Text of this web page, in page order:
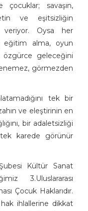
savaşın,
ve eşitsizliğin
veriyor. Oysa her
eğitim alma, oyun
geleceğini
görmezden
tek bir
ve eleştirinin en
bir adaletsizliği
karede görünür
Kültür Sanat
3.Uluslararası
Çocuk Haklarıdır.
hak ihlallerine dikkat